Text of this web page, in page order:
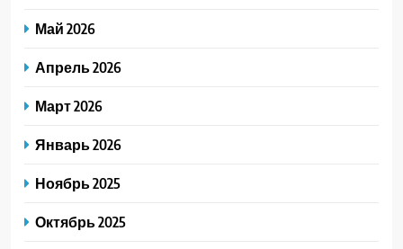
Май 2026
Апрель 2026
Март 2026
Январь 2026
Ноябрь 2025
Октябрь 2025